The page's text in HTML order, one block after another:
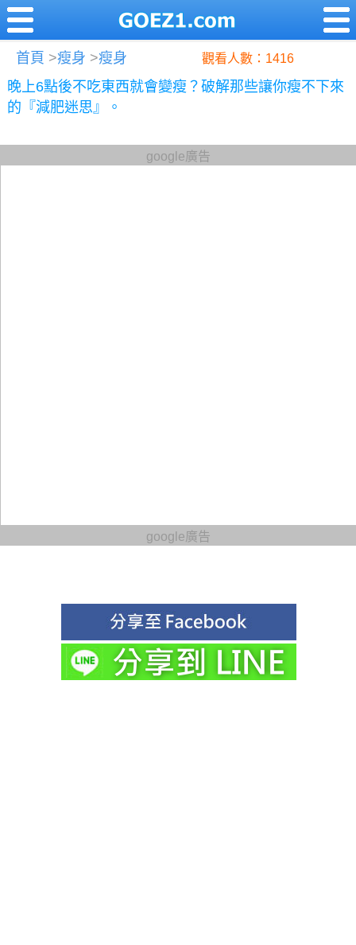
首頁 >瘦身 >瘦身 觀看人數：1416
晚上6點後不吃東西就會變瘦？破解那些讓你瘦不下來
的『減肥迷思』。
google廣告
google廣告